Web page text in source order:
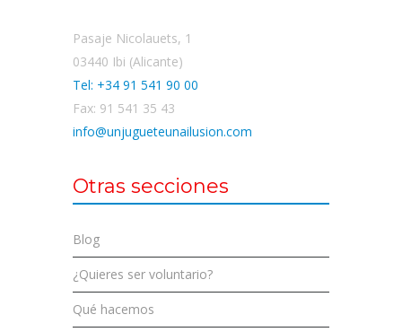
Pasaje Nicolauets, 1
03440 Ibi (Alicante)
Tel: +34 91 541 90 00
Fax: 91 541 35 43
info@unjugueteunailusion.com
Otras secciones
Blog
¿Quieres ser voluntario?
Qué hacemos